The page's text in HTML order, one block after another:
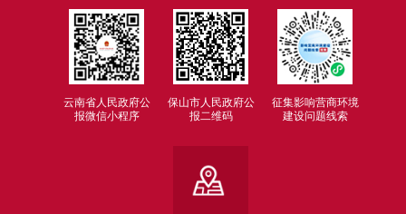
云南省人民政府公
报微信小程序
保山市人民政府公
报二维码
征集影响营商环境
建设问题线索